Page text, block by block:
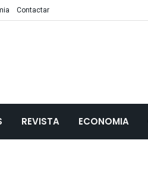
Contactar
REVISTA ECONOMIA